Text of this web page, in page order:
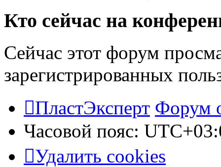
Кто сейчас на
Сейчас этот форум
зарегистрированных
ПластЭксперт Форум
Часовой пояс:
Удалить cookies